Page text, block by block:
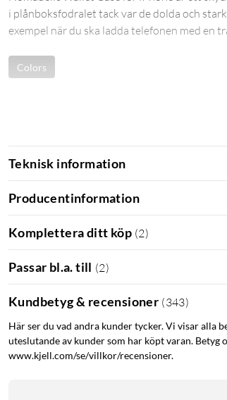
i plånboksfodralet tack var de dolda och
exempel när du ska ladda telefonen med en
Colors
Teknisk information
Producentinformation
Komplettera ditt köp (2)
Passar bl.a. till (2)
Kundbetyg & recensioner (343)
Här ser du vad andra kunder tycker. Vi visar alla
uteslutande av kunder som har köpt varan.
www.kjell.com/se/villkor/recensioner.